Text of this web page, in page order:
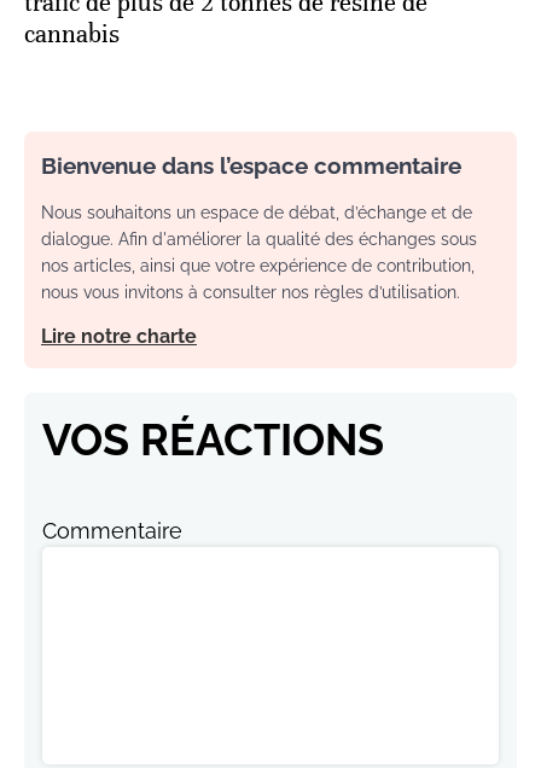
cannabis
Bienvenue dans l’espace commentaire
Nous souhaitons un espace de débat, d’échange et de
dialogue. Afin d'améliorer la qualité des échanges sous
nos articles, ainsi que votre expérience de contribution,
nous vous invitons à consulter nos règles d’utilisation.
Lire notre charte
VOS RÉACTIONS
Commentaire